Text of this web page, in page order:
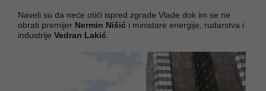
Naveli su da neće otići ispred zgrade Vlade dok im se ne
obrati premijer Nermin Nišić i ministare energije, rudarstva i
industrije Vedran Lakić